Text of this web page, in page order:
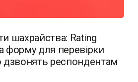
шахрайства: Rating
форму для перевірки
дзвонять респондентам